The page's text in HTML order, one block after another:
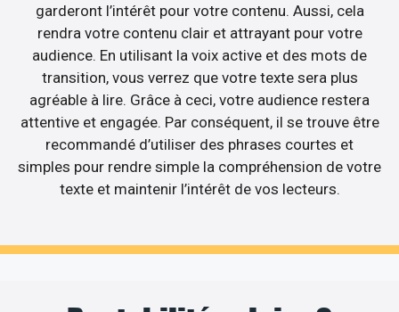
garderont l’intérêt pour votre contenu. Aussi, cela
rendra votre contenu clair et attrayant pour votre
audience. En utilisant la voix active et des mots de
transition, vous verrez que votre texte sera plus
agréable à lire. Grâce à ceci, votre audience restera
attentive et engagée. Par conséquent, il se trouve être
recommandé d’utiliser des phrases courtes et
simples pour rendre simple la compréhension de votre
texte et maintenir l’intérêt de vos lecteurs.